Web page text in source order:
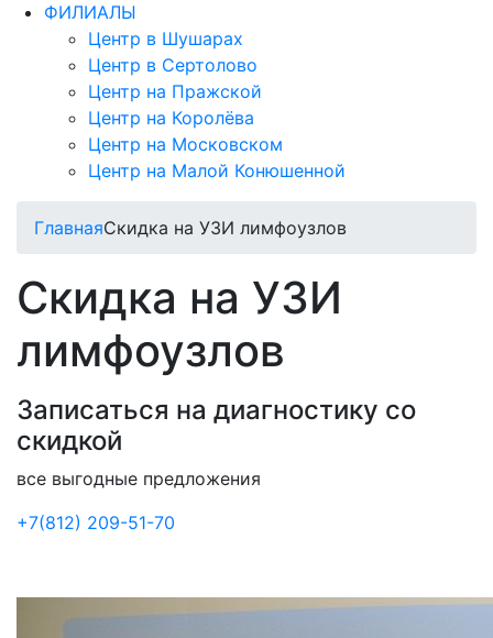
ФИЛИАЛЫ
Центр в Шушарах
Центр в Сертолово
Центр на Пражской
Центр на Королёва
Центр на Московском
Центр на Малой Конюшенной
ГлавнаяСкидка на УЗИ лимфоузлов
Скидка на УЗИ
лимфоузлов
Записаться на диагностику со
скидкой
все выгодные предложения
+7(812) 209-51-70